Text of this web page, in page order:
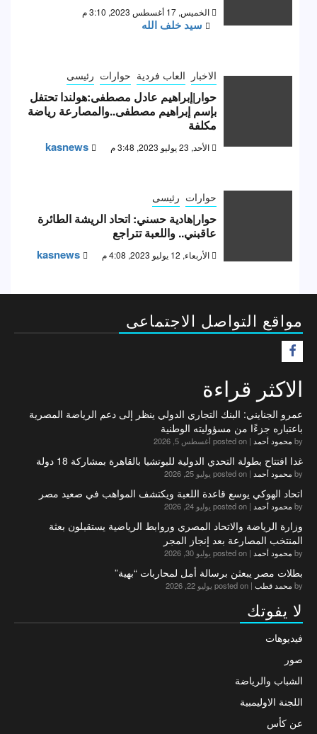
الخميس, 17 أغسطس 2023, 3:10 م
سيد خلف الله
الاخبار العاب فردية حوارات رئيسى
حوار|إبراهيم عادل مصطفى:هولندا تحتفل
بإسم إبراهيم مصطفى..والمصارعة رياضة
مكلفة
الأحد, 23 يوليو 2023, 3:48 م kasnews
حوارات رئيسى
حوار|هادية حسني: اتحاد الريشة الطائرة
عاقبني.. واللعبة تتراجع
الأربعاء, 12 يوليو 2023, 4:08 م kasnews
مواقع التواصل الاجتماعى
الاكثر قراءة
عمرو الجنايني: البنك التجاري الدولي ينظر إلى دعم الرياضة المصرية
باعتباره جزءًا من مسؤوليته الوطنية
by محمود أحمد | posted on أغسطس 5, 2026
غدا افتتاح بطولة التحدي الدولية للبوتشيا بالقاهرة بمشاركة 18 دولة
by محمود أحمد | posted on يوليو 25, 2026
اتحاد الهوكي يوسع قاعدة اللعبة ويكتشف المواهب في صعيد مصر
by محمود أحمد | posted on يوليو 24, 2026
وزارة الرياضة والاتحاد المصري وروابط الرياضية يستقبلون بعثة
المنتخب المصارعة بعد إنجاز المجر
by محمود أحمد | posted on يوليو 30, 2026
بطلات مصر يبعثن برسالة أمل لمحاربات “بهية”
by محمد قطب | posted on يوليو 22, 2026
لا يفوتك
فيديوهات
صور
الشباب والرياضة
اللجنة الاوليمبية
عن كأس